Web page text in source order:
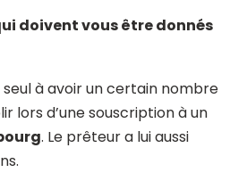
doivent vous être donnés
seul à avoir un certain nombre
lors d’une souscription à un
. Le prêteur a lui aussi